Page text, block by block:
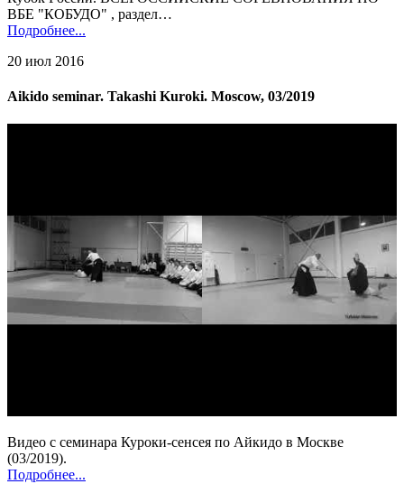
ВБЕ "КОБУДО" , раздел…
Подробнее...
20 июл 2016
Aikido seminar. Takashi Kuroki. Moscow, 03/2019
Видео с семинара Куроки-сенсея по Айкидо в Москве
(03/2019).
Подробнее...